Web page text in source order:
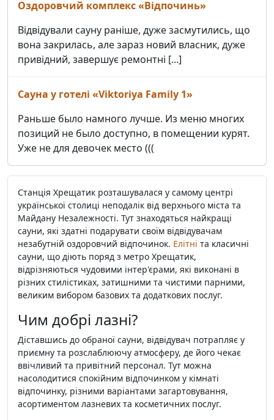
Станція Хрещатик розташувалася у самому центрі
української столиці неподалік від верхнього міста та
Майдану Незалежності. Тут знаходяться найкращі
сауни, які здатні подарувати своїм відвідувачам
незабутній оздоровчий відпочинок. Елітні та класичні
сауни, що діють поряд з метро Хрещатик,
відрізняються чудовими інтер'єрами, які виконані в
різних стилістиках, затишними та чистими парними,
великим вибором базових та додаткових послуг.
Чим добрі лазні?
Діставшись до обраної сауни, відвідувач потрапляє у
приємну та розслаблюючу атмосферу, де його чекає
ввічливий та привітний персонал. Тут можна
насолодитися спокійним відпочинком у кімнаті
відпочинку, різними варіантами загартовування,
асортиментом лазневих та косметичних послуг.
Оздоровчий комплекс «Відпочинь»
Відвідували сауну раніше, дуже засмутились, що
вона закрилась, але зараз новий власник, дуже
привідний, завершує ремонтні [...]
Сауна у готелі «Viktoriya Family 1»
Раньше было намного лучше. Из меню многих
позиций не было доступно, в помещении курят.
Уже не для девочек место (((